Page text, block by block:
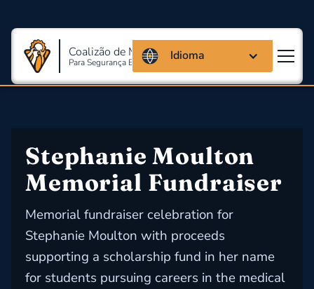
Coalizão de Massachusetts
Para Segurança E Saúde Ocupacional
Idioma
Stephanie Moulton
Memorial Fundraiser
Memorial fundraiser celebration for
Stephanie Moulton with proceeds
supporting a scholarship fund in her name
for students pursuing careers in the medical